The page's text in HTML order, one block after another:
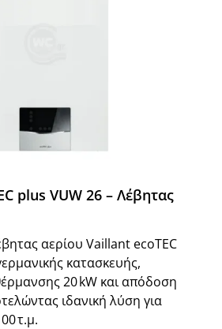
plus VUW 26 – Λέβητας
αερίου Vaillant ecoTEC
κατασκευής,
20 kW και απόδοση
ιδανική λύση για
τ.μ.